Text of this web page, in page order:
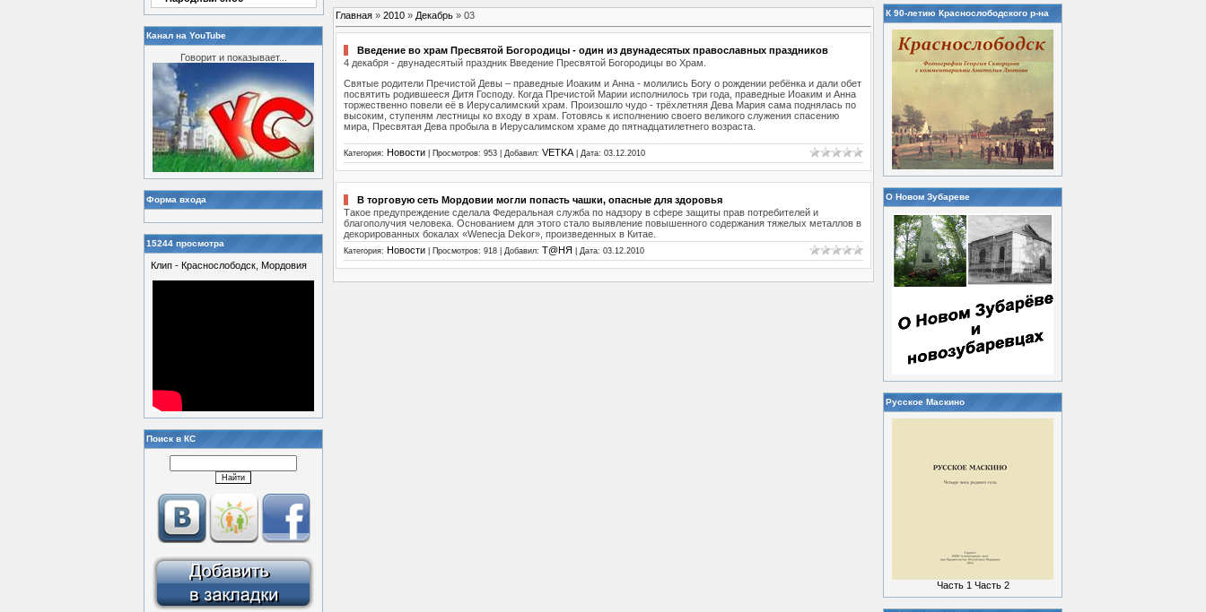
Канал на YouTube
Говорит и показывает...
Форма входа
15244 просмотра
Клип - Краснослободск, Мордовия
Поиск в КС
Главная » 2010 » Декабрь » 03
Введение во храм Пресвятой Богородицы - один из двунадесятых православных праздников
4 декабря - двунадесятый праздник Введение Пресвятой Богородицы во Храм.
Святые родители Пречистой Девы – праведные Иоаким и Анна - молились Богу о рождении ребёнка и дали обет
посвятить родившееся Дитя Господу. Когда Пречистой Марии исполнилось три года, праведные Иоаким и Анна
торжественно повели её в Иерусалимский храм. Произошло чудо - трёхлетняя Дева Мария сама поднялась по
высоким, ступеням лестницы ко входу в храм. Готовясь к исполнению cвоего великого служения спасению
мира, Пресвятая Дева пробыла в Иерусалимском храме до пятнадцатилетнего возраста.
Категория: Новости | Просмотров: 953 | Добавил: VETKA| Дата: 03.12.2010
В торговую сеть Мордовии могли попасть чашки, опасные для здоровья
Такое предупреждение сделала Федеральная служба по надзору в сфере защиты прав потребителей и
благополучия человека. Основанием для этого стало выявление повышенного содержания тяжелых металлов в
декорированных бокалах «Wenecja Dekor», произведенных в Китае.
Категория: Новости | Просмотров: 918 | Добавил: Т@НЯ | Дата: 03.12.2010
К 90-летию Краснослободского р-на
О Новом Зубареве
Русское Маскино
Часть 1 Часть 2